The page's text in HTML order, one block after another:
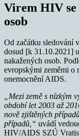
Virem HIV se
osob
Od začátku sledování
dosud [k 31.10.2021]
nakažených osob.
evropskými zeměmi
onemocnění AIDS.
„Mezi země s nízkým
období let 2003 až
nově zjištěných
případů,“ uvádí
HIV/AIDS SZÚ